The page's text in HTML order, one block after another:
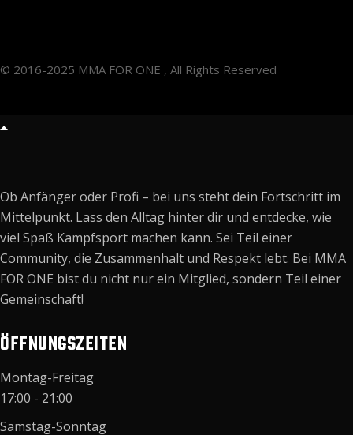
© 2016-2025 MMA FOR ONE , All Rights Reserved
Ob Anfänger oder Profi – bei uns steht dein Fortschritt im
Mittelpunkt. Lass den Alltag hinter dir und entdecke, wie
viel Spaß Kampfsport machen kann. Sei Teil einer
Community, die Zusammenhalt und Respekt lebt. Bei MMA
FOR ONE bist du nicht nur ein Mitglied, sondern Teil einer
Gemeinschaft!
ÖFFNUNGSZEITEN
Montag-Freitag
17:00 - 21:00
Samstag-Sonntag